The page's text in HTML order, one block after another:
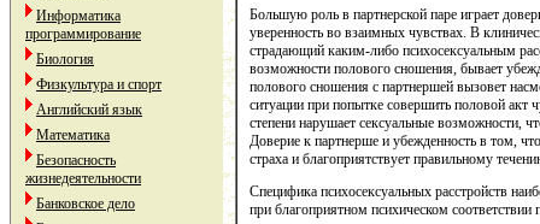
Информатика
программирование
Биология
Физкультура и спорт
Английский язык
Математика
Безопасность
жизнедеятельности
Банковское дело
Большую роль в партнерской паре играет
уверенность во взаимных чувствах. В
страдающий каким-либо психосексуальным
возможности полового сношения, бывает
полового сношения с партнершей вызовет
ситуации при попытке совершить половой акт
степени нарушает сексуальные возможности,
Доверие к партнерше и убежденность в том,
страха и благоприятствует правильному
Специфика психосексуальных расстройств
при благоприятном психическом